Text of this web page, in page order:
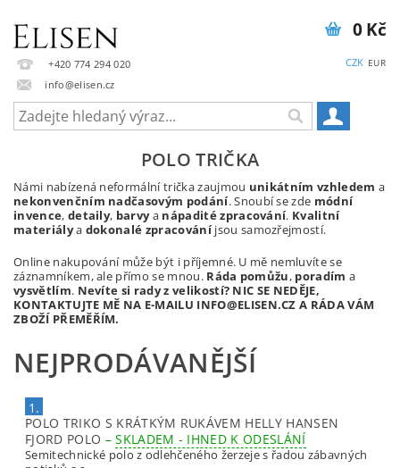
+420 774 294 020
info@elisen.cz
CZK EUR
0 Kč
POLO TRIČKA
Námi nabízená neformální trička zaujmou unikátním vzhledem a
nekonvenčním nadčasovým podání. Snoubí se zde módní
invence, detaily, barvya nápadité zpracování. Kvalitní
materiálya dokonalé zpracováníjsou samozřejmostí.
Online nakupování může být i příjemné. U mě nemluvíte se
záznamníkem, ale přímo se mnou. Ráda pomůžu, poradím a
vysvětlím. Nevíte si rady z velikostí? NIC SE NEDĚJE,
KONTAKTUJTE MĚ NA E-MAILU INFO@ELISEN.CZ A RÁDA VÁM
ZBOŽÍ PŘEMĚŘÍM.
NEJPRODÁVANĚJŠÍ
1.
POLO TRIKO S KRÁTKÝM RUKÁVEM HELLY HANSEN
FJORD POLO –SKLADEM - IHNED K ODESLÁNÍ
Semitechnické polo z odlehčeného žerzeje s řadou zábavných